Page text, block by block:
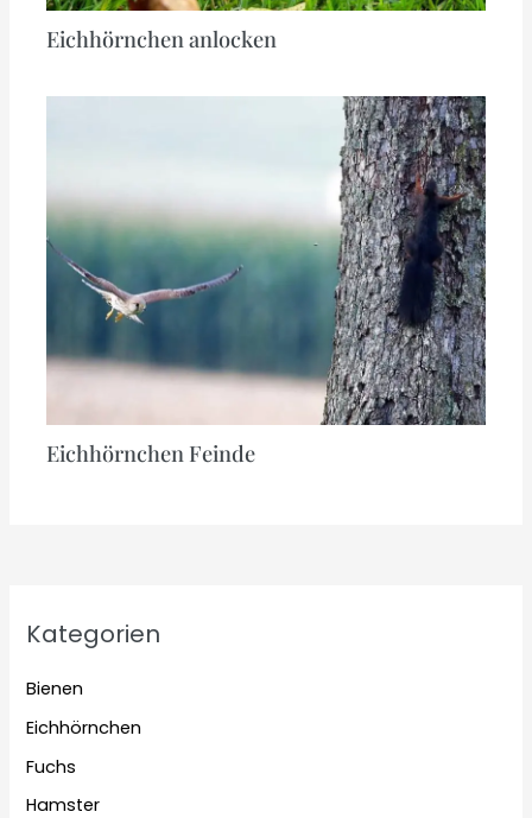
Eichhörnchen anlocken
Eichhörnchen Feinde
Kategorien
Bienen
Eichhörnchen
Fuchs
Hamster